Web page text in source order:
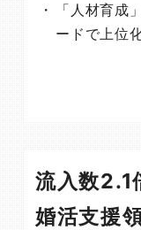
「人材育成
ードで上位
流入数2.1
婚活支援